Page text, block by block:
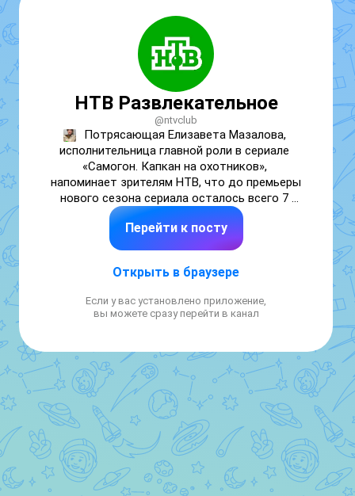
НТВ Развлекательное
@ntvclub
Потрясающая Елизавета Мазалова,
исполнительница главной роли в сериале
«Самогон. Капкан на охотников»,
напоминает зрителям НТВ, что до премьеры
нового сезона сериала осталось всего 7
дней! 🔥
«Самогон. Капкан на охотников» — 10 мая в
Перейти к посту
Открыть в браузере
Если у вас установлено приложение,
вы можете сразу перейти в канал